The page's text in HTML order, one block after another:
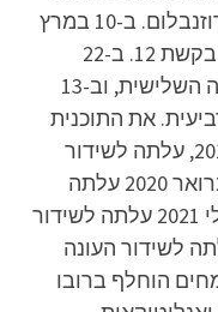
בקשת 12. את התוכנית מגיש עידו רוזנבלום. ב-10 במרץ
2019, עלתה לשידור העונה השנייה בקשת 12. ב-22
בפברואר 2020 עלתה לשידור העונה השלישית, וב-13
הרביעית. את התוכנית
מגיש עידו רוזנבלום. ב-10 במרץ 2019, עלתה לשידור
העונה השנייה בקשת 12. ב-22 בפברואר 2020 עלתה
לשידור העונה השלישית, וב-13 ביולי 2021 עלתה לשידור
ב-9 במאי 2022 עלתה לשידור העונה
הוחלף ברובו